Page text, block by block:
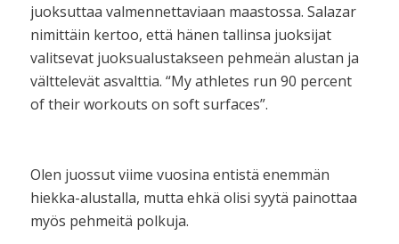
juoksuttaa valmennettaviaan maastossa. Salazar
nimittäin kertoo, että hänen tallinsa juoksijat
valitsevat juoksualustakseen pehmeän alustan ja
välttelevät asvalttia. “My athletes run 90 percent
of their workouts on soft surfaces”.
Olen juossut viime vuosina entistä enemmän
hiekka-alustalla, mutta ehkä olisi syytä painottaa
myös pehmeitä polkuja.